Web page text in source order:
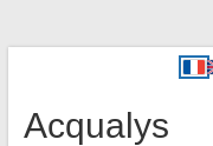
Acqualys